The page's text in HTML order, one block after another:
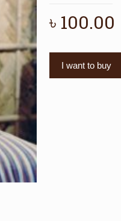
৳ 100.00
I want to buy